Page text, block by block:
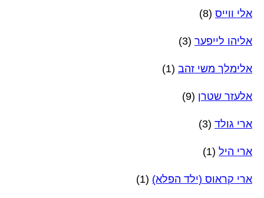
אלי ווייס (8)
אליהו לייפער (3)
אלימלך משי זהב (1)
אלעזר שטרן (9)
ארי גולד (3)
ארי היל (1)
ארי קראוס (ילד הפלא) (1)